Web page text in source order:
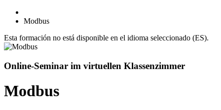
Modbus
Esta formación no está disponible en el idioma seleccionado (ES).
Online-Seminar im virtuellen Klassenzimmer
Modbus